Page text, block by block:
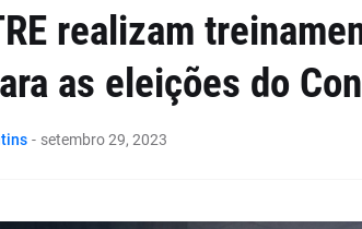
realizam
as eleições do
- setembro 29, 2023